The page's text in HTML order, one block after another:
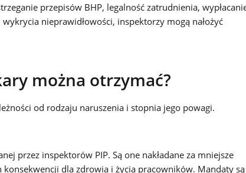
przepisów BHP, legalność zatrudnienia,
nieprawidłowości, inspektorzy mogą nałożyć
można otrzymać?
od rodzaju naruszenia i stopnia jego powagi.
przez inspektorów PIP. Są one nakładane za mniejsze
dla zdrowia i życia pracowników. Mandaty są